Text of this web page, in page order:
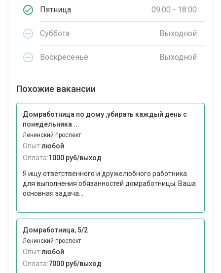
Пятница 09:00 - 18:00
Суббота Выходной
Воскресенье Выходной
Похожие вакансии
Домработница по дому ,убирать каждый день с
понедельника ...
Ленинский проспект
Опыт:любой
Оплата:1000 руб/выход
Я ищу ответственного и дружелюбного работника
для выполнения обязанностей домработницы. Ваша
основная задача...
Домработница, 5/2
Ленинский проспект
Опыт:любой
Оплата:7000 руб/выход